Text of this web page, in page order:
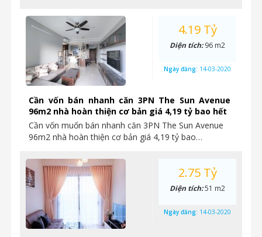
Cần vốn bán nhanh căn 3PN The Sun Avenue
96m2 nhà hoàn thiện cơ bản giá 4,19 tỷ bao hết
Cần vốn muốn bán nhanh căn 3PN The Sun Avenue
96m2 nhà hoàn thiện cơ bản giá 4,19 tỷ bao…
4.19 Tỷ
Diện tích:96 m2
Ngày đăng: 14-03-2020
2.75 Tỷ
Diện tích:51 m2
Ngày đăng: 14-03-2020